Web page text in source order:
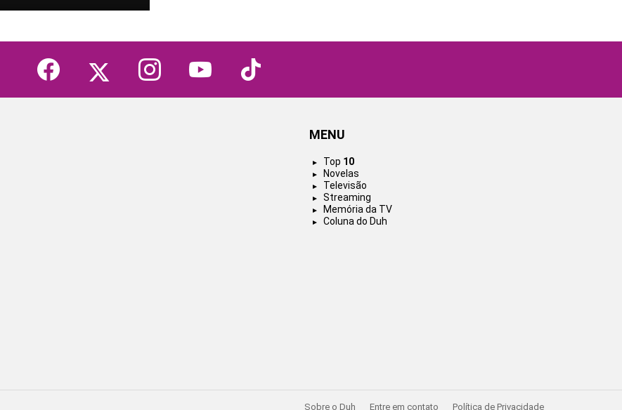
facebook instagram youtube tiktok
MENU
Top 10
Novelas
Televisão
Streaming
Memória da TV
Coluna do Duh
Sobre o Duh Entre em contato Política de Privacidade